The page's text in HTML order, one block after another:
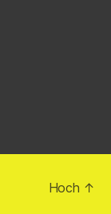
Hoch ↑